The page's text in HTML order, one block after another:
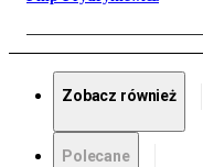
Zobacz również
Polecane